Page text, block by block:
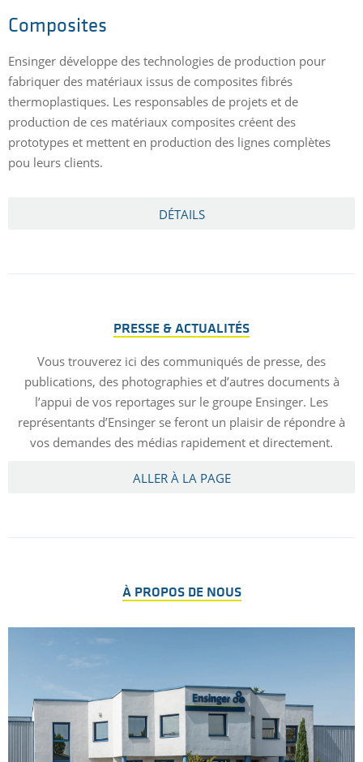
Composites
Ensinger développe des technologies de production pour
fabriquer des matériaux issus de composites fibrés
thermoplastiques. Les responsables de projets et de
production de ces matériaux composites créent des
prototypes et mettent en production des lignes complètes
pou leurs clients.
DÉTAILS
PRESSE & ACTUALITÉS
Vous trouverez ici des communiqués de presse, des
publications, des photographies et d’autres documents à
l’appui de vos reportages sur le groupe Ensinger. Les
représentants d’Ensinger se feront un plaisir de répondre à
vos demandes des médias rapidement et directement.
ALLER À LA PAGE
À PROPOS DE NOUS